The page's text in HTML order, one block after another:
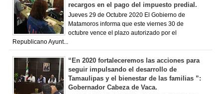
recargos en el pago del impuesto predial.
Jueves 29 de Octubre 2020 El Gobierno de
Matamoros informa que este viernes 30 de
octubre vence el plazo autorizado por el
Republicano Ayunt...
“En 2020 fortaleceremos las acciones para
seguir impulsando el desarrollo de
Tamaulipas y el bienestar de las familias ”:
Gobernador Cabeza de Vaca.